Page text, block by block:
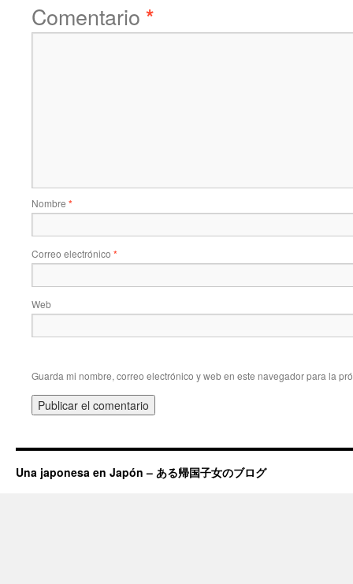
Comentario *
Nombre *
Correo electrónico *
Web
Guarda mi nombre, correo electrónico y web en este navegador para la
Una japonesa en Japón – ある帰国子女のブログ